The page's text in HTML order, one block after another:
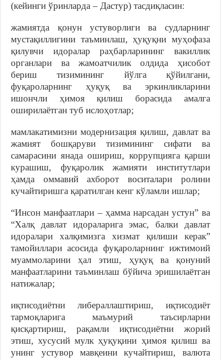
(кейинги ўринларда – Дастур) тасдиқласин:
жамиятда қонун устуворлиги ва судларнинг
мустақиллигини таъминлаш, ҳуқуқни муҳофаза
қилувчи идоралар раҳбарларининг вакиллик
органлари ва жамоатчилик олдида ҳисобот
бериш тизимининг йўлга қўйилгани,
фуқароларнинг ҳуқуқ ва эркинликларини
ишончли ҳимоя қилиш борасида амалга
оширилаётган туб ислоҳотлар;
мамлакатимизни модернизация қилиш, давлат ва
жамият бошқаруви тизимининг сифати ва
самарасини янада ошириш, коррупцияга қарши
курашиш, фуқаролик жамияти институтлари
ҳамда оммавий ахборот воситалари ролини
кучайтиришга қаратилган кенг кўламли ишлар;
“Инсон манфаатлари – ҳамма нарсадан устун” ва
“Халқ давлат идораларига эмас, балки давлат
идоралари халқимизга хизмат қилиши керак”
тамойиллари асосида фуқароларнинг ижтимоий
муаммоларини ҳал этиш, ҳуқуқ ва қонуний
манфаатларини таъминлаш бўйича эришилаётган
натижалар;
иқтисодиётни либераллаштириш, иқтисодиёт
тармоқларига маъмурий таъсирларни
қисқартириш, рақамли иқтисодиётни жорий
этиш, хусусий мулк ҳуқуқини ҳимоя қилиш ва
унинг устувор мавқеини кучайтириш, валюта